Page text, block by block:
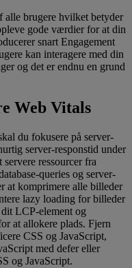
alle brugere hvilket betyder
gode værdier for at din
snart Engagement
kan interagere med din
og det er endnu en grund
Web Vitals
du fokusere på server-
server-responstid under
ressourcer fra
queries og server-
at komprimere alle billeder
lazy loading for billeder
LCP-element og
at allokere plads. Fjern
CSS og JavaScript,
med defer eller
og JavaScript.